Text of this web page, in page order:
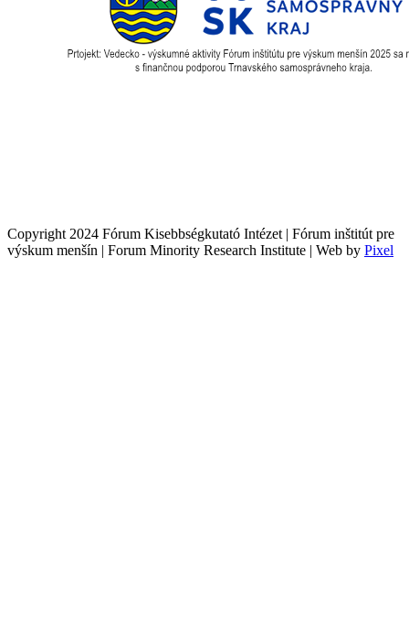
Copyright 2024 Fórum Kisebbségkutató Intézet | Fórum inštitút pre
výskum menšín | Forum Minority Research Institute | Web by Pixel